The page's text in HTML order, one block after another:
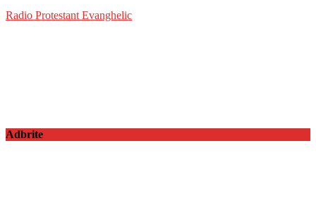
Radio Protestant Evanghelic
Adbrite